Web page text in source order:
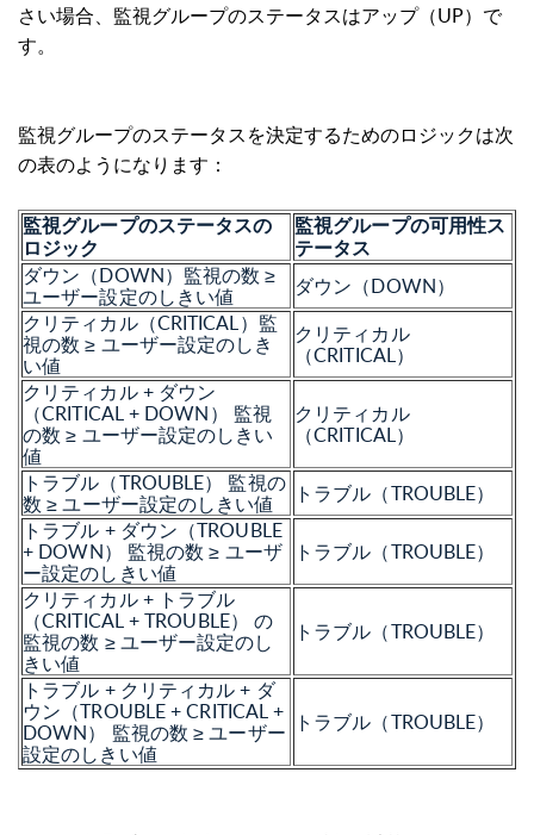
さい場合、監視グループのステータスはアップ（UP）で
す。
監視グループのステータスを決定するためのロジックは次
の表のようになります：
監視グループのステータスの
ロジック
監視グループの可用性ス
テータス
ダウン（DOWN）監視の数 ≥
ユーザー設定のしきい値
ダウン（DOWN）
クリティカル（CRITICAL）監
視の数 ≥ ユーザー設定のしき
い値
クリティカル
（CRITICAL）
クリティカル + ダウン
（CRITICAL + DOWN） 監視
の数 ≥ ユーザー設定のしきい
値
クリティカル
（CRITICAL）
トラブル（TROUBLE） 監視の
数 ≥ ユーザー設定のしきい値
トラブル（TROUBLE）
トラブル + ダウン（TROUBLE
+ DOWN） 監視の数 ≥ ユーザ
ー設定のしきい値
トラブル（TROUBLE）
クリティカル + トラブル
（CRITICAL + TROUBLE） の
監視の数 ≥ ユーザー設定のし
きい値
トラブル（TROUBLE）
トラブル + クリティカル + ダ
ウン（TROUBLE + CRITICAL +
DOWN） 監視の数 ≥ ユーザー
設定のしきい値
トラブル（TROUBLE）